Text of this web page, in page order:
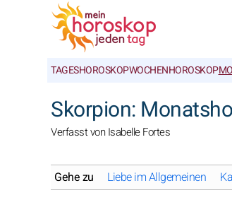
TAGESHOROSKOPWOCHENHOROSKOP
Skorpion:
Verfasst von Isabelle Fortes
Gehe zu Liebe im Allgemeinen